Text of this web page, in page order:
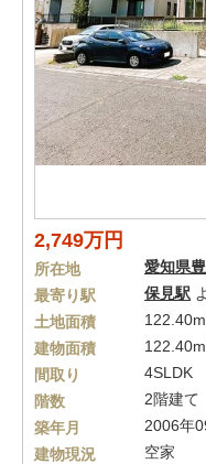
2,749万円
所在地 愛知県
最寄り駅
保見駅
土地面積
建物面積
間取り
4SLDK
階数
2階建て
築年月
2006年
建物現況
空家